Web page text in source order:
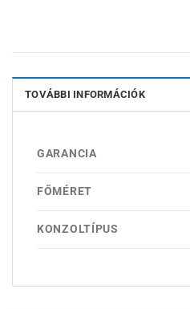
TOVÁBBI INFORMÁCIÓK
GARANCIA
FŐMÉRET
KONZOLTÍPUS